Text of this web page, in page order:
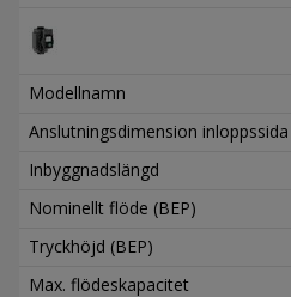
Modellnamn
Anslutningsdimension inloppssida
Inbyggnadslängd
Nominellt flöde (BEP)
Tryckhöjd (BEP)
Max. flödeskapacitet